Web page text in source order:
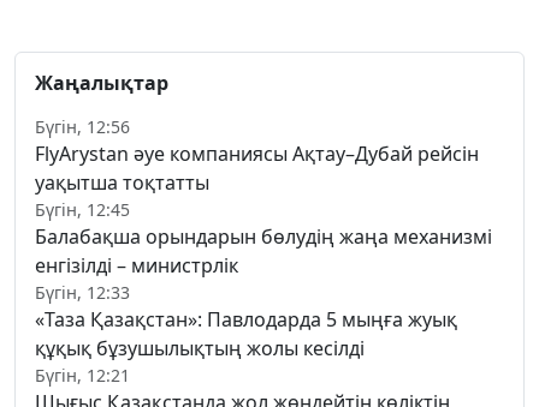
Жаңалықтар
Бүгін, 12:56
FlyArystan әуе компаниясы Ақтау–Дубай рейсін
уақытша тоқтатты
Бүгін, 12:45
Балабақша орындарын бөлудің жаңа механизмі
енгізілді – министрлік
Бүгін, 12:33
«Таза Қазақстан»: Павлодарда 5 мыңға жуық
құқық бұзушылықтың жолы кесілді
Бүгін, 12:21